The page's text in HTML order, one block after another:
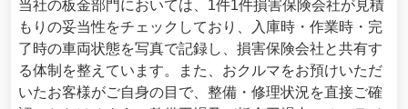
当社の板金部門においては、1件1件損害保険会社が見積
もりの妥当性をチェックしており、入庫時・作業時・完
了時の車両状態を写真で記録し、損害保険会社と共有す
る体制を整えています。また、おクルマをお預けいただ
いたお客様がご自身の目で、整備・修理状況を直接ご確